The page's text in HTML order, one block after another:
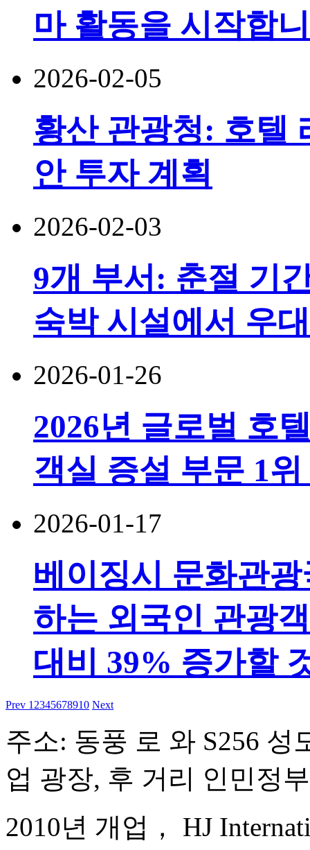
마 활동을 시작합
2026-02-05
황산 관광청: 호텔
안 투자 계획
2026-02-03
9개 부서: 춘절 기
숙박 시설에서 우
2026-01-26
2026년 글로벌 호
객실 증설 부문 1
2026-01-17
베이징시 문화관
하는 외국인 관광
대비 39% 증가할
Prev 1 2345678910 Next
주소: 동풍 로 와 S256 성
업 광장, 후 거리 인민정부
2010년 개업， HJ